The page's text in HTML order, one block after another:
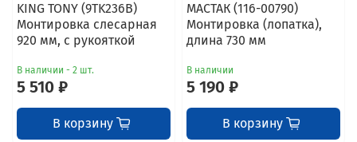
KING TONY (9TK236B)
Монтировка слесарная
920 мм, с рукояткой
В наличии - 2 шт.
5 510 ₽
В корзину
МАСТАК (116-00790)
Монтировка (лопатка),
длина 730 мм
В наличии
5 190 ₽
В корзину